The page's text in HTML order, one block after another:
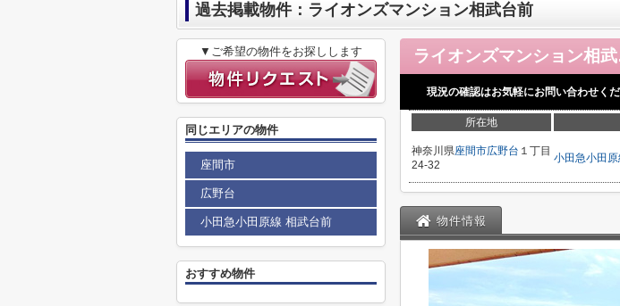
過去掲載物件：ライオンズマンション相武台前
現況の確認はお気軽にお問い合わせくだ
所在地
神奈川県座間市広野台 １丁目
24-32
小田急小田原
物件情報
▼ご希望の物件をお探しします
同じエリアの物件
座間市
広野台
小田急小田原線 相武台前
おすすめ物件